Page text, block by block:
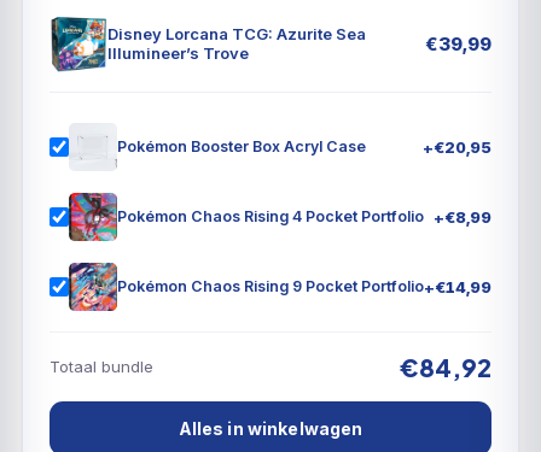
Disney Lorcana TCG: Azurite Sea
Illumineer’s Trove
€39,99
Pokémon Booster Box Acryl Case +€20,95
Pokémon Chaos Rising 4 Pocket Portfolio +€8,99
Pokémon Chaos Rising 9 Pocket Portfolio+€14,99
Totaal bundle €84,92
Alles in winkelwagen